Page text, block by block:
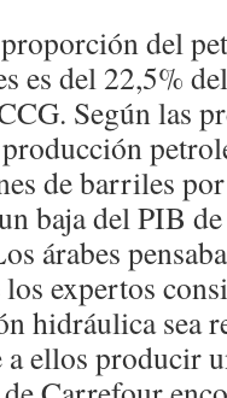
del
es del 22,5%
Según las
de barriles
baja del PIB
árabes
expertos
hidráulica sea
a ellos producir